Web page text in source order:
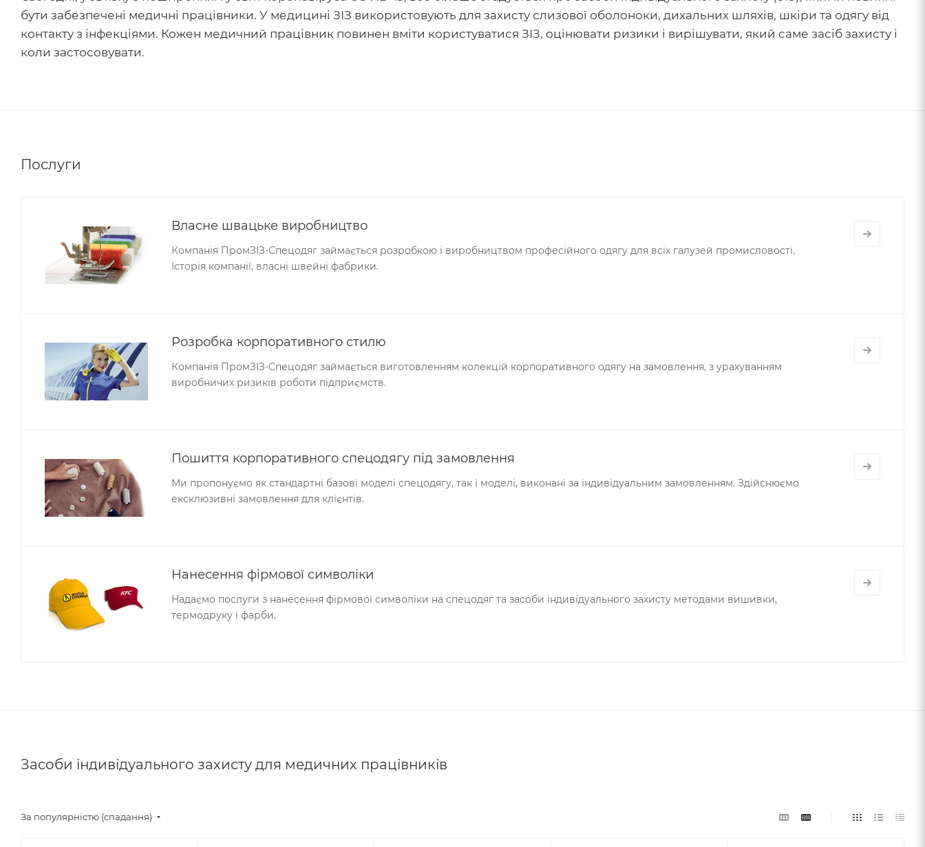
бути забезпечені медичні працівники. У медицині ЗІЗ використовують для захисту слизової оболоноки, дихальних шляхів, шкіри та одягу від
контакту з інфекціями. Кожен медичний працівник повинен вміти користуватися ЗІЗ, оцінювати ризики і вирішувати, який саме засіб захисту і
коли застосовувати.
Послуги
Власне швацьке виробництво
Компанія ПромЗІЗ-Спецодяг займається розробкою і виробництвом професійного одягу для всіх галузей промисловості.
Історія компанії, власні швейні фабрики.
Розробка корпоративного стилю
Компанія ПромЗІЗ-Спецодяг займається виготовленням колекцій корпоративного одягу на замовлення, з урахуванням
виробничих ризиків роботи підприємств.
Пошиття корпоративного спецодягу під замовлення
Ми пропонуємо як стандартні базові моделі спецодягу, так і моделі, виконані за індивідуальним замовленням. Здійснюємо
ексклюзивні замовлення для клієнтів.
Нанесення фірмової символіки
Надаємо послуги з нанесення фірмової символіки на спецодяг та засоби індивідуального захисту методами вишивки,
термодруку і фарби.
Засоби індивідуального захисту для медичних працівників
За популярністю (спадання)